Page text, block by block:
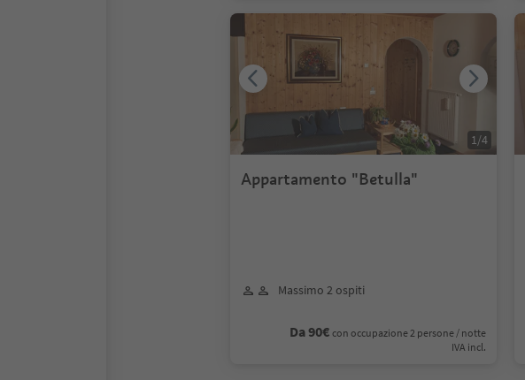
Appartamento "Betulla"
Massimo 2 ospiti
Da 90€ con occupazione 2 persone / notte
IVA incl.
1/4